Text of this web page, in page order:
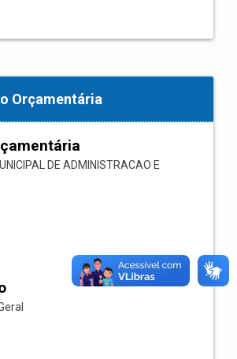
Orçamentária
DE ADMINISTRACAO E